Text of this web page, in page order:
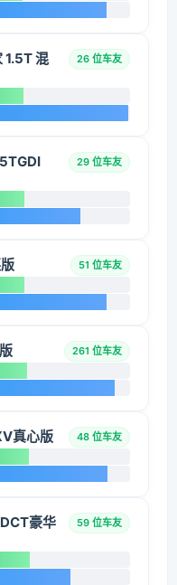
混
26 位车友
29 位车友
51 位车友
261 位车友
真心版 48 位车友
豪华
59 位车友